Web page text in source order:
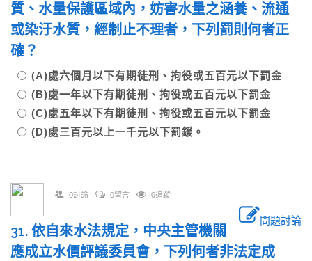
質、水量保護區域內，妨害水量之涵養、流通
或染汙水質，經制止不理者，下列罰則何者正
確？
(A)處六個月以下有期徒刑、拘役或五百元以下罰金
(B)處一年以下有期徒刑、拘役或五百元以下罰金
(C)處五年以下有期徒刑、拘役或五百元以下罰金
(D)處三百元以上一千元以下罰鍰。
0討論 0留言 0追蹤
問題討論
31. 依自來水法規定，中央主管機關
應成立水價評議委員會，下列何者非法定成